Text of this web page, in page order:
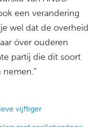
een verandering
wel dat de overheid
óver ouderen
partij die dit soort
vijftiger